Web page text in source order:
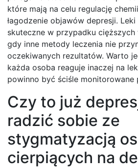
które mają na celu regulację
łagodzenie objawów depresji.
skuteczne w przypadku
gdy inne metody leczenia nie
oczekiwanych rezultatów. Warto
każda osoba reaguje inaczej na
powinno być ściśle monitorowane
Czy to już
radzić sobie ze
stygmatyzacją
cierpiących na